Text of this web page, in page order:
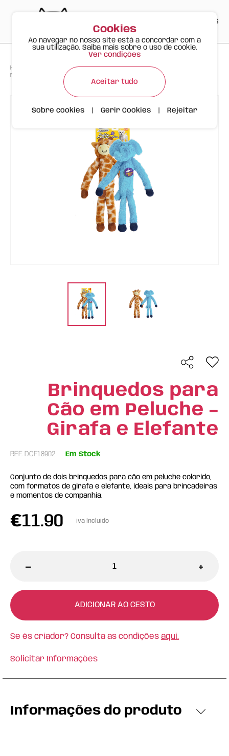
ES
Happy Meow Produtos > >
Brinquedos para Cão em Peluche – Girafa e Elefante
Brinquedos para
Cão em Peluche –
Girafa e Elefante
REF: DCF18902 Em Stock
Conjunto de dois brinquedos para cão em peluche colorido,
com formatos de girafa e elefante, ideais para brincadeiras
e momentos de companhia.
€11.90 Iva incluído
- +
ADICIONAR AO CESTO
Se és criador? Consulta as condições aqui.
Solicitar Informações
Informações do produto
Cookies
Ao navegar no nosso site está a concordar com a
sua utilização. Saiba mais sobre o uso de cookie.
Ver condições
Aceitar tudo
Sobre cookies Gerir Cookies Rejeitar